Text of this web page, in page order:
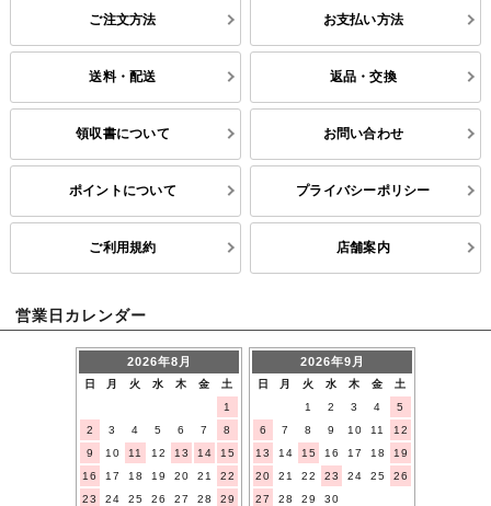
ご注文方法 お支払い方法
送料・配送 返品・交換
領収書について お問い合わせ
ポイントについて プライバシーポリシー
ご利用規約 店舗案内
営業日カレンダー
2026年8月
日 月 火 水 木 金
土
1
2
3 4 5 6 7
8
9
10 11 12 13 14
15
16
17 18 19 20 21
22
23
24 25 26 27 28
29
2026年9月
日 月 火 水 木 金
土
1
2 3 4
5
6
7 8 9 10 11
12
13
14 15 16 17 18
19
20
21 22 23 24 25
26
27
28 29 30